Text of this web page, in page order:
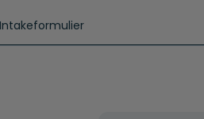
Intakeformulier